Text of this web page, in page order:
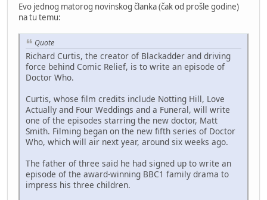
Evo jednog matorog novinskog članka (čak od prošle godine)
na tu temu:
Quote
Richard Curtis, the creator of Blackadder and driving
force behind Comic Relief, is to write an episode of
Doctor Who.
Curtis, whose film credits include Notting Hill, Love
Actually and Four Weddings and a Funeral, will write
one of the episodes starring the new doctor, Matt
Smith. Filming began on the new fifth series of Doctor
Who, which will air next year, around six weeks ago.
The father of three said he had signed up to write an
episode of the award-winning BBC1 family drama to
impress his three children.